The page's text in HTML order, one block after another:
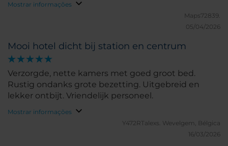
Mostrar informações
Maps72839.
05/04/2026
Mooi hotel dicht bij station en centrum
Verzorgde, nette kamers met goed groot bed.
Rustig ondanks grote bezetting. Uitgebreid en
lekker ontbijt. Vriendelijk personeel.
Mostrar informações
Y472RTalexs. Wevelgem, Bélgica
16/03/2026